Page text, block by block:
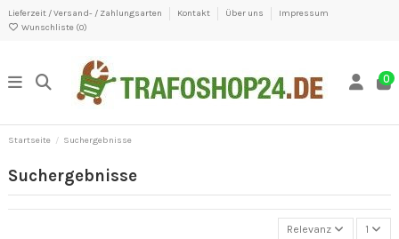
Lieferzeit / Versand- / Zahlungsarten Kontakt Über uns
Impressum
Wunschliste (0)
0
Startseite Suchergebnisse
Suchergebnisse
Relevanz 1